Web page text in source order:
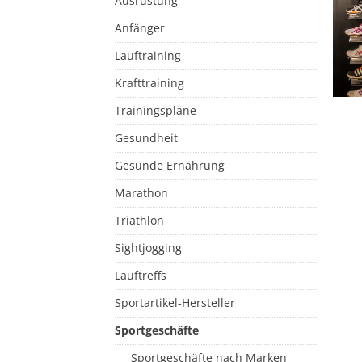
Anfänger
Lauftraining
Krafttraining
Trainingspläne
Gesundheit
Gesunde Ernährung
Marathon
Triathlon
Sightjogging
Lauftreffs
Sportartikel-Hersteller
Sportgeschäfte
Sportgeschäfte nach Marken